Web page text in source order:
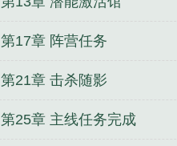
第17章 阵营任务
第21章 击杀随影
第25章 主线任务完成